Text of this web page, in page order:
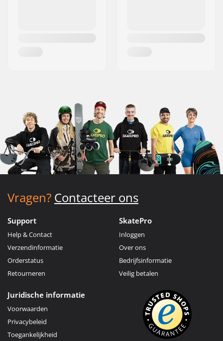
Vragen? Contacteer ons
Support
Help & Contact
Verzendinformatie
Orderstatus
Retourneren
SkatePro
Inloggen
Over ons
Bedrijfsinformatie
Veilig betalen
Juridische informatie
Voorwaarden
Privacybeleid
Toegankelijkheid